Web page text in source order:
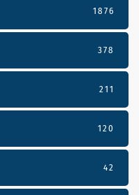
1876
378
211
120
42